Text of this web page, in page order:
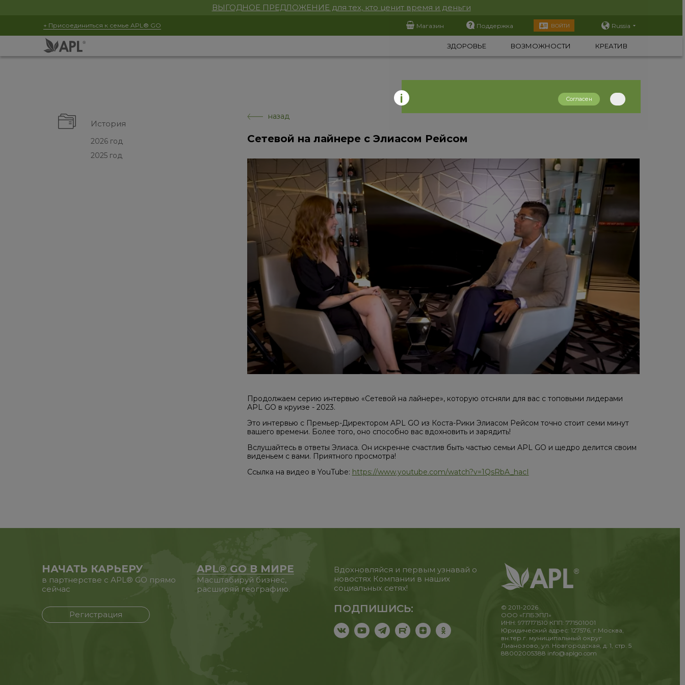
ВЫГОДНОЕ ПРЕДЛОЖЕНИЕ для тех, кто ценит время и деньги
+ Присоединиться к семье APL® GO Магазин Поддержка ВОЙТИ Russia
ЗДОРОВЬЕ ВОЗМОЖНОСТИ КРЕАТИВ
История
2026 год
2025 год
назад
Сетевой на лайнере с Элиасом Рейсом
Продолжаем серию интервью «Сетевой на лайнере», которую отсняли для вас с топовыми лидерами
APL GO в круизе - 2023.
Это интервью с Премьер-Директором APL GO из Коста-Рики Элиасом Рейсом точно стоит семи минут
вашего времени. Более того, оно способно вас вдохновить и зарядить!
Вслушайтесь в ответы Элиаса. Он искренне счастлив быть частью семьи APL GO и щедро делится своим
виденьем с вами. Приятного просмотра!
Ссылка на видео в YouTube: https://www.youtube.com/watch?v=1QsRbA_hacI
НАЧАТЬ КАРЬЕРУ
в партнерстве с APL® GO прямо
сейчас
Регистрация
APL® GO В МИРЕ
Масштабируй бизнес,
расширяй географию.
Вдохновляйся и первым узнавай о
новостях Компании в наших
социальных сетях!
ПОДПИШИСЬ:
© 2011-2026
ООО «ГЛБЭПЛ»
ИНН: 9717171510 КПП: 771501001
Юридический адрес: 127576, г.Москва,
вн.тер.г. муниципальный округ
Лианозово, ул. Новгородская, д. 1, стр. 5
88002005388 info@aplgo.com
Согласен